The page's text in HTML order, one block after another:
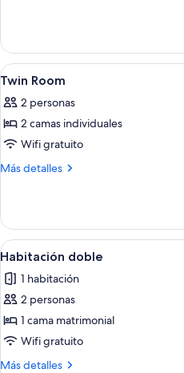
Room
Abrir
todas
las
fotos
de
Twin
3
Twin Room
2 personas
2 camas individuales
Wifi gratuito
Más detalles
Más
Room
Abrir
todas
las
fotos
de
Habitación
doble
7
Habitación doble
1 habitación
2 personas
1 cama matrimonial
Wifi gratuito
Más detalles
Más